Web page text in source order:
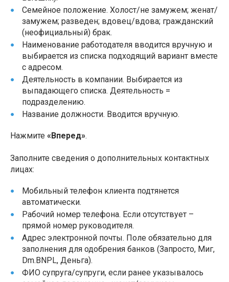
Семейное положение. Холост/не замужем; женат/
замужем; разведен; вдовец/вдова; гражданский
(неофициальный) брак.
Наименование работодателя вводится вручную и
выбирается из списка подходящий вариант вместе
с адресом.
Деятельность в компании. Выбирается из
выпадающего списка. Деятельность =
подразделению.
Название должности. Вводится вручную.
Нажмите «Вперед».
Заполните сведения о дополнительных контактных
лицах:
Мобильный телефон клиента подтянется
автоматически.
Рабочий номер телефона. Если отсутствует –
прямой номер руководителя.
Адрес электронной почты. Поле обязательно для
заполнения для одобрения банков (Запросто, Миг,
Dm.BNPL, Деньга).
ФИО супруга/супруги, если ранее указывалось